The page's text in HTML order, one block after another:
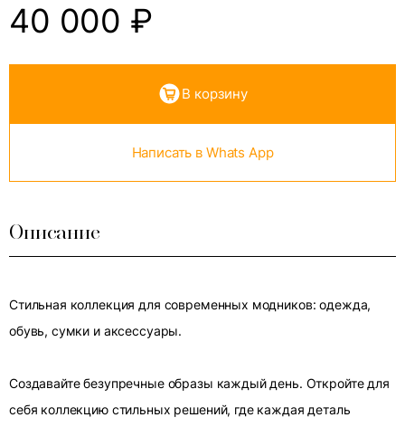
40 000 ₽
В корзину
Написать в Whats App
Описание
Стильная коллекция для современных модников: одежда,
обувь, сумки и аксессуары.
Создавайте безупречные образы каждый день. Откройте для
себя коллекцию стильных решений, где каждая деталь